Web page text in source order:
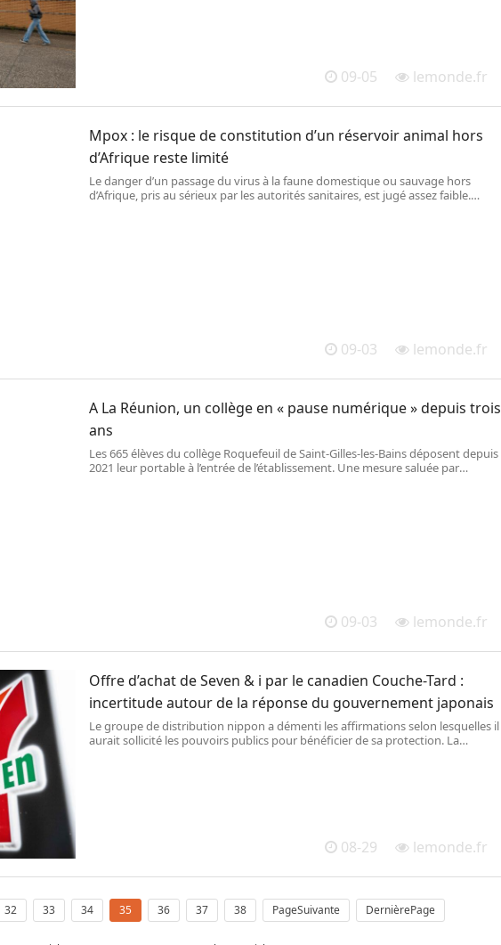
09-05 lemonde.fr
Mpox : le risque de constitution d’un réservoir animal hors
d’Afrique reste limité
Le danger d’un passage du virus à la faune domestique ou sauvage hors
d’Afrique, pris au sérieux par les autorités sanitaires, est jugé assez faible.
09-03 lemonde.fr
A La Réunion, un collège en « pause numérique » depuis trois
ans
Les 665 élèves du collège Roquefeuil de Saint-Gilles-les-Bains déposent depuis
2021 leur portable à l’entrée de l’établissement. Une mesure saluée par
09-03 lemonde.fr
Offre d’achat de Seven & i par le canadien Couche-Tard :
incertitude autour de la réponse du gouvernement japonais
Le groupe de distribution nippon a démenti les affirmations selon lesquelles il
aurait sollicité les pouvoirs publics pour bénéficier de sa protection. La
08-29 lemonde.fr
32 33 34 35 36 37 38 PageSuivante DernièrePage